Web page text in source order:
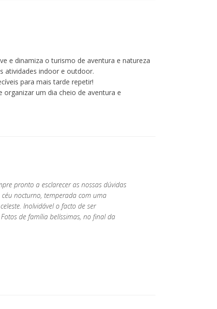
e dinamiza o turismo de aventura e natureza
atividades indoor e outdoor.
para mais tarde repetir!
um dia cheio de aventura e
pronto a esclarecer as nossas dúvidas
céu nocturno, temperada com uma
Inolvidável o facto de ser
de família belíssimas, no final da